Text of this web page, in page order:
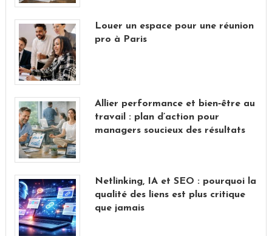
Louer un espace pour une réunion
pro à Paris
Allier performance et bien‑être au
travail : plan d’action pour
managers soucieux des résultats
Netlinking, IA et SEO : pourquoi la
qualité des liens est plus critique
que jamais